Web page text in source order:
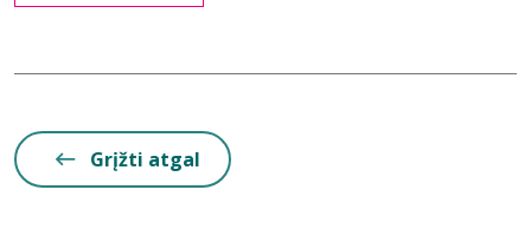
Grįžti atgal